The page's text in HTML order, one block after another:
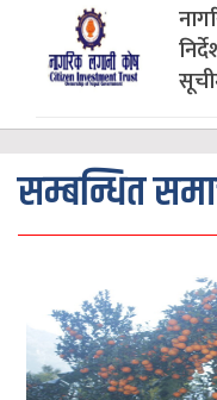
सम्बन्धित